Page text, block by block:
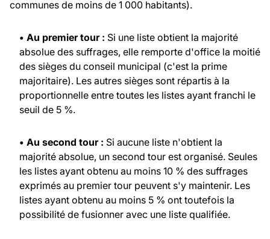
communes de moins de 1 000 habitants).
• Au premier tour : Si une liste obtient la majorité
absolue des suffrages, elle remporte d'office la moitié
des sièges du conseil municipal (c'est la prime
majoritaire). Les autres sièges sont répartis à la
proportionnelle entre toutes les listes ayant franchi le
seuil de 5 %.
• Au second tour : Si aucune liste n'obtient la
majorité absolue, un second tour est organisé. Seules
les listes ayant obtenu au moins 10 % des suffrages
exprimés au premier tour peuvent s'y maintenir. Les
listes ayant obtenu au moins 5 % ont toutefois la
possibilité de fusionner avec une liste qualifiée.